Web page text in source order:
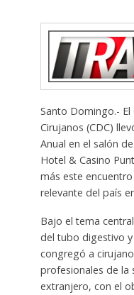
Santo Domingo.-
Cirujanos (CDC)
Anual en el salón
Hotel & Casino
más este
relevante del país
Bajo el tema
del tubo digestivo y
congregó a
profesionales de la
extranjero, con el